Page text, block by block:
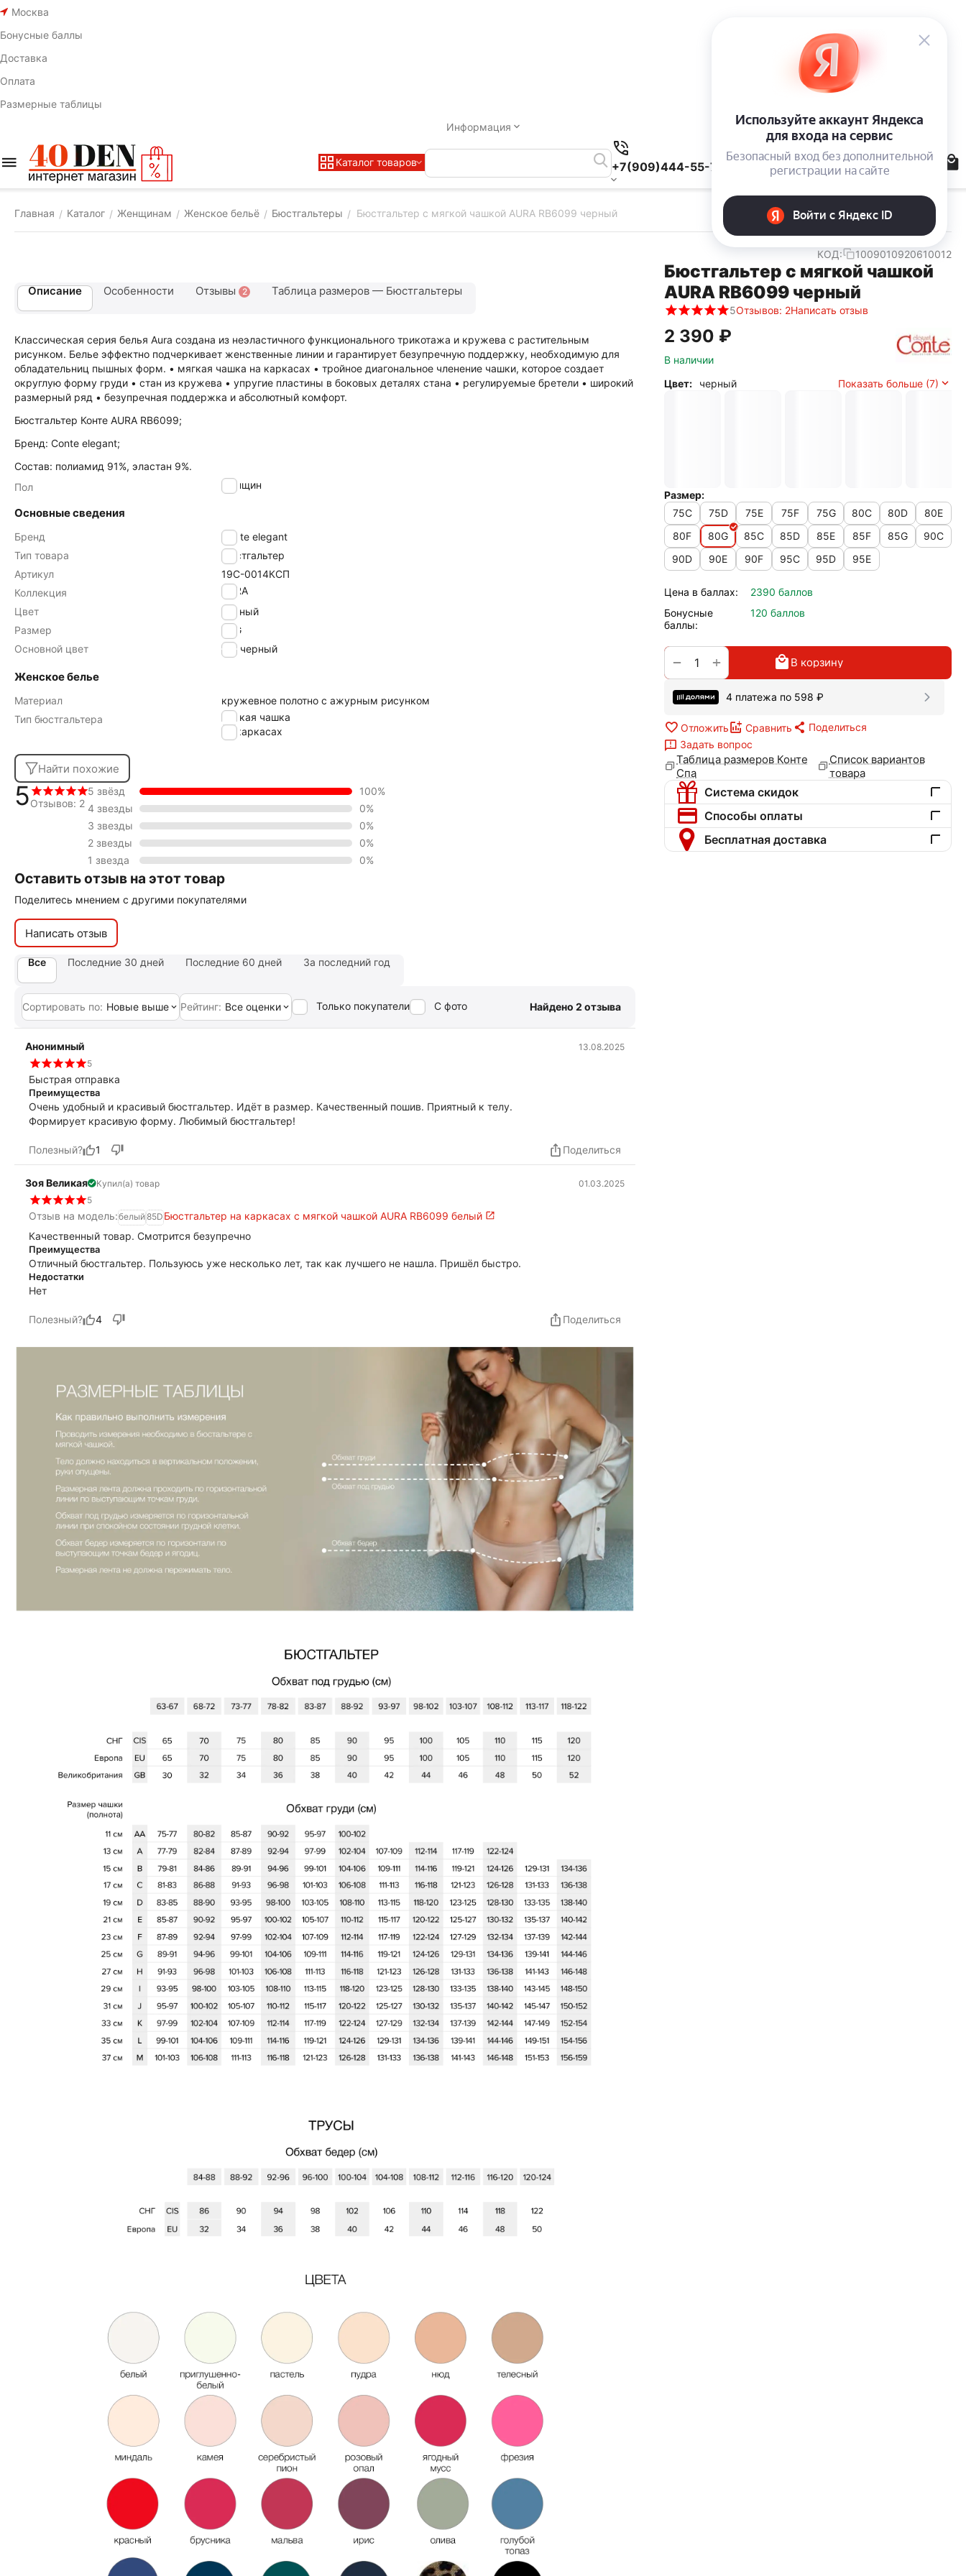
Москва
Бонусные баллы
Доставка
Оплата
Размерные таблицы
Информация
Каталог товаров +7(909)444-55-78
Главная / Каталог / Женщинам / Женское бельё / Бюстгальтеры / Бюстгальтер с мягкой чашкой AURA RB6099 черный
КОД: 1009010920610012
Бюстгальтер с мягкой чашкой
AURA RB6099 черный
5Отзывов: 2Написать отзыв
2 390 ₽
В наличии
Цвет:
черный Показать больше (7)
Размер:
75C
75D 75E 75F 75G 80C 80D
80E
80F
80G 85C 85D 85E 85F 85G
90C
90D
90E 90F 95C 95D 95E
Цена в баллах:
2390 баллов
Бонусные
баллы:
120 баллов
+
− В корзину
4 платежа по 598 ₽
Отложить Сравнить
Поделиться
Задать вопрос
Таблица размеров Конте
Спа
Список вариантов
товара
Система скидок
Способы оплаты
Бесплатная доставка
Описание Особенности Отзывы 2 Таблица размеров — Бюстгальтеры
Классическая серия белья Aura создана из неэластичного функционального трикотажа и кружева с растительным
рисунком. Белье эффектно подчеркивает женственные линии и гарантирует безупречную поддержку, необходимую для
обладательниц пышных форм. • мягкая чашка на каркасах • тройное диагональное членение чашки, которое создает
округлую форму груди • стан из кружева • упругие пластины в боковых деталях стана • регулируемые бретели • широкий
размерный ряд • безупречная поддержка и абсолютный комфорт.
Бюстгальтер Конте AURA RB6099;
Бренд: Conte elegant;
Состав: полиамид 91%, эластан 9%.
Пол
женщин
Основные сведения
Бренд
Conte elegant
Тип товара
Бюстгальтер
Артикул
19С-0014КСП
Коллекция
AURA
Цвет
черный
Размер
80G
Основной цвет
черный
Женское белье
Материал
кружевное полотно с ажурным рисунком
Тип бюстгальтера
мягкая чашка
на каркасах
Найти похожие
5Отзывов: 2
5 звёзд
100%
4 звезды
0%
3 звезды
0%
2 звезды
0%
1 звезда
0%
Оставить отзыв на этот товар
Поделитесь мнением с другими покупателями
Написать отзыв
Все Последние 30 дней Последние 60 дней За последний год
Сортировать по: Новые выше Рейтинг: Все оценки Только покупатели С фото Найдено 2 отзыва
Анонимный
13.08.2025
5
Быстрая отправка
Преимущества
Очень удобный и красивый бюстгальтер. Идёт в размер. Качественный пошив. Приятный к телу.
Формирует красивую форму. Любимый бюстгальтер!
Полезный? 1 Поделиться
Зоя Великая Купил(а) товар
01.03.2025
5
Отзыв на модель:белый85D Бюстгальтер на каркасах с мягкой чашкой AURA RB6099 белый
Качественный товар. Смотрится безупречно
Преимущества
Отличный бюстгальтер. Пользуюсь уже несколько лет, так как лучшего не нашла. Пришёл быстро.
Недостатки
Нет
Полезный? 4 Поделиться